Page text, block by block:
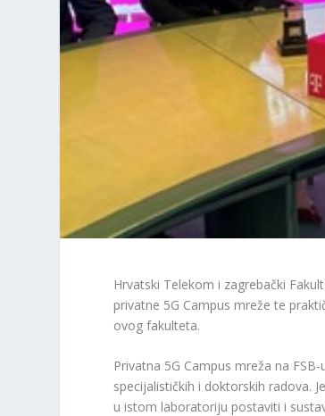
Hrvatski Telekom i zagrebački
privatne 5G Campus mreže te
ovog fakulteta.
Privatna 5G Campus mreža na
specijalističkih i doktorskih radova.
u istom laboratoriju postaviti i